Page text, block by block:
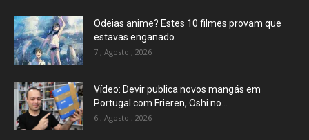
Odeias anime? Estes 10 filmes provam que
estavas enganado
7 , Agosto , 2026
Vídeo: Devir publica novos mangás em
Portugal com Frieren, Oshi no...
6 , Agosto , 2026